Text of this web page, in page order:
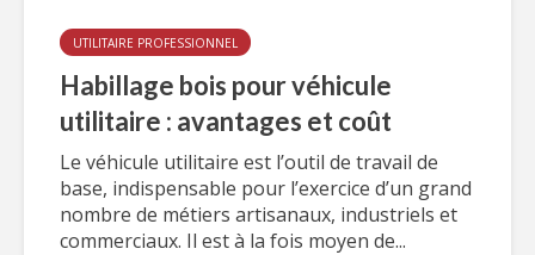
UTILITAIRE PROFESSIONNEL
Habillage bois pour véhicule
utilitaire : avantages et coût
Le véhicule utilitaire est l’outil de travail de
base, indispensable pour l’exercice d’un grand
nombre de métiers artisanaux, industriels et
commerciaux. Il est à la fois moyen de...